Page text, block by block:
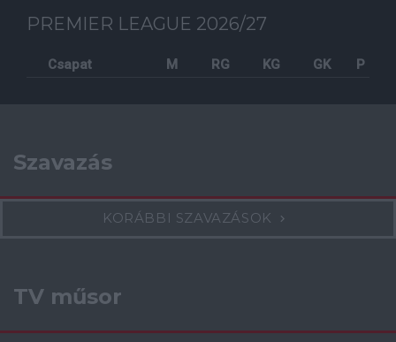
PREMIER LEAGUE 2026/27
Csapat M RG KG GK P
Szavazás
KORÁBBI SZAVAZÁSOK
TV műsor